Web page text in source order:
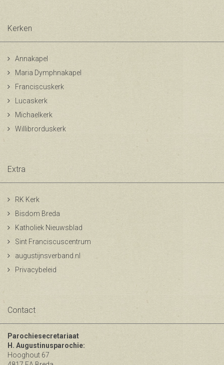
Kerken
Annakapel
Maria Dymphnakapel
Franciscuskerk
Lucaskerk
Michaelkerk
Willibrorduskerk
Extra
RK Kerk
Bisdom Breda
Katholiek Nieuwsblad
Sint Franciscuscentrum
augustijnsverband.nl
Privacybeleid
Contact
Parochiesecretariaat
H. Augustinusparochie:
Hooghout 67